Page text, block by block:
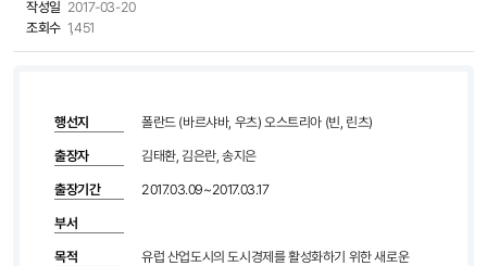
작성일 2017-03-20
조회수 1,451
행선지 폴란드 (바르샤바, 우츠) 오스트리아 (빈, 린츠)
출장자 김태환, 김은란, 송지은
출장기간 2017.03.09~2017.03.17
부서
목적
유럽 산업도시의 도시경제를 활성화하기 위한 새로운